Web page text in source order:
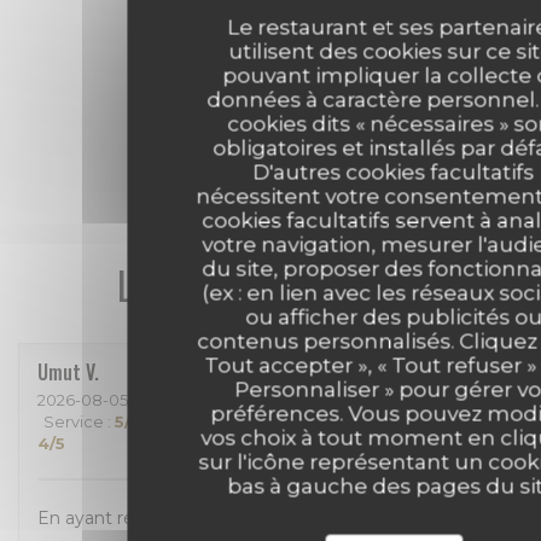
Le restaurant et ses
utilisent des cookies sur ce
pouvant impliquer la collecte
données à caractère personnel.
cookies dits « nécessaires »
obligatoires et installés par
D'autres cookies facultatifs
nécessitent votre
cookies facultatifs servent à
votre navigation, mesurer
du site, proposer des
(ex : en lien avec les réseaux
ou afficher des publicités ou
contenus personnalisés. Cliquez
Tout accepter », « Tout refuser »
Personnaliser » pour gérer
préférences. Vous pouvez
vos choix à tout moment en
sur l'icône représentant un
bas à gauche des pages du
Les avis de nos clients
Umut V
2026-08-05 - 19:30 - Couverts 2
Service : 5/5 Ambiance: 5/5 Cuisine:5 /5 Qualité / Prix:
4/5
En ayant récemment emménagé dans le quartier,